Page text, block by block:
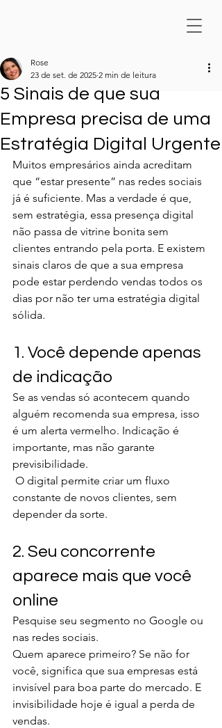
5 Sinais de que sua
Empresa precisa de uma
Estratégia Digital Urgente
Rose
23 de set. de 2025 2 min de leitura
Muitos empresários ainda acreditam
que “estar presente” nas redes sociais
já é suficiente. Mas a verdade é que,
sem estratégia, essa presença digital
não passa de vitrine bonita sem
clientes entrando pela porta. E existem
sinais claros de que a sua empresa
pode estar perdendo vendas todos os
dias por não ter uma estratégia digital
sólida.
1. Você depende apenas
de indicação
Se as vendas só acontecem quando
alguém recomenda sua empresa, isso
é um alerta vermelho. Indicação é
importante, mas não garante
previsibilidade.
constante de novos clientes, sem
depender da sorte.
2. Seu concorrente
aparece mais que você
online
Pesquise seu segmento no Google ou
nas redes sociais.
Quem aparece primeiro? Se não for
você, significa que sua empresas está
invisível para boa parte do mercado. E
invisibilidade hoje é igual a perda de
vendas.